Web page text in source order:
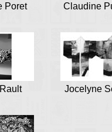
Poret Claudine
Jocelyne